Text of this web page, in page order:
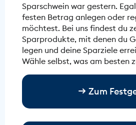
Sparschwein war gestern.
festen Betrag anlegen oder
möchtest. Bei uns findest du
Sparprodukte, mit denen du
legen und deine Sparziele
Wähle selbst, was am besten
Zum